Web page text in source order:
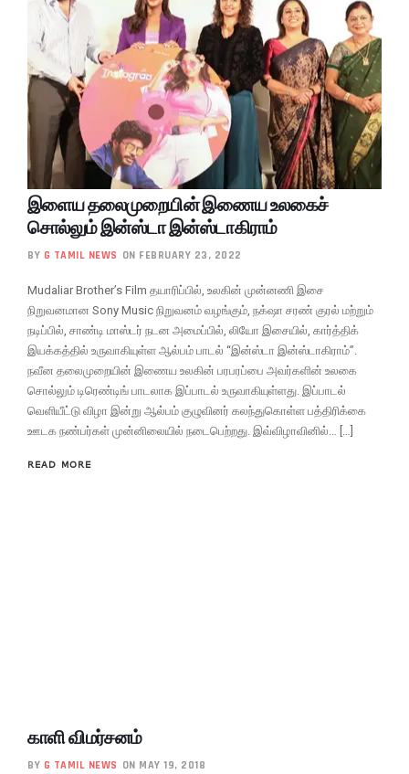
இளைய தலைமுறையின் இணைய உலகைச்
சொல்லும் இன்ஸ்டா இன்ஸ்டாகிராம்
BY G TAMIL NEWS ON FEBRUARY 23, 2022
Mudaliar Brother’s Film தயாரிப்பில், உலகின் முன்னணி இசை
நிறுவனமான Sony Music நிறுவனம் வழங்கும், நக்‌ஷா சரண் குரல் மற்றும்
நடிப்பில், சாண்டி மாஸ்டர் நடன அமைப்பில், லியோ இசையில், கார்த்திக்
இயக்கத்தில் உருவாகியுள்ள ஆல்பம் பாடல் “இன்ஸ்டா இன்ஸ்டாகிராம்”.
நவீன தலைமுறையின் இணைய உலகின் பரபரப்பை அவர்களின் உலகை
சொல்லும் டிரெண்டிங் பாடலாக இப்பாடல் உருவாகியுள்ளது. இப்பாடல்
வெளியீட்டு விழா இன்று ஆல்பம் குழுவினர் கலந்துகொள்ள பத்திரிக்கை
ஊடக நண்பர்கள் முன்னிலையில் நடைபெற்றது. இவ்விழாவினில்… […]
READ MORE
காளி விமர்சனம்
BY G TAMIL NEWS ON MAY 19, 2018